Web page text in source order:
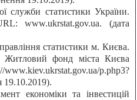
служби статистики України.
www.ukrstat.gov.ua. (дата
статистики м. Києва.
Житловий фонд міста Києва
p.php3?
19.10.2019).
економіки та інвестицій